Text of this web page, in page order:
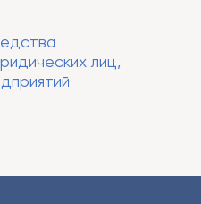
лиц,